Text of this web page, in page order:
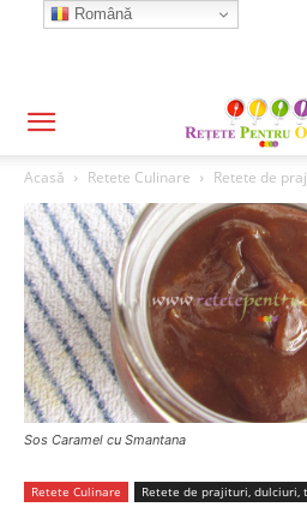
Acasă Retete Culinare Retete de
Sos Caramel cu Smantana
Retete Culinare Retete de prajituri, dulciuri,
Română